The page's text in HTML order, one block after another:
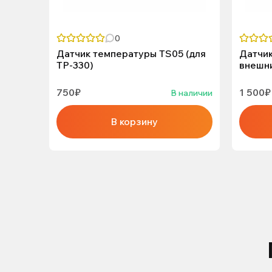
0
Датчик температуры TS05 (для
ТР-330)
750₽ В наличии
В корзину
1 500₽